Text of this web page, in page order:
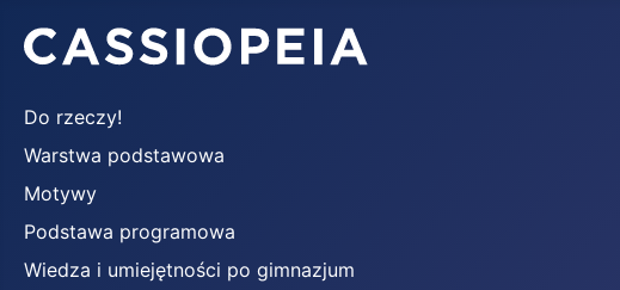
Do rzeczy!
Warstwa podstawowa
Motywy
Podstawa programowa
Wiedza i umiejętności po gimnazjum